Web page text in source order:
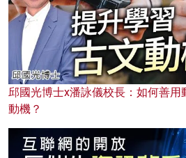
邱國光博士x潘詠儀校長：如何善用
動機？